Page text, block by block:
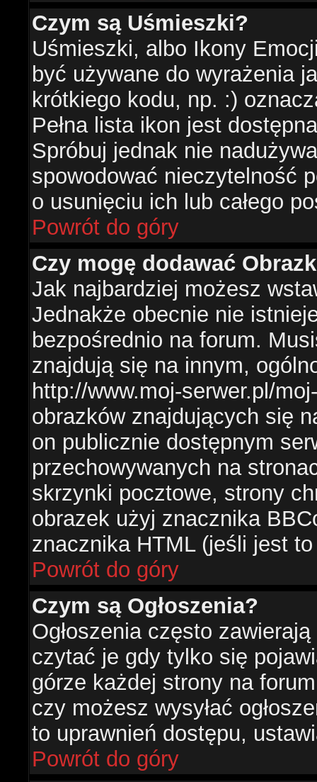
Czym są Uśmieszki?
Uśmieszki, albo Ikony
być używane do wyrażenia
krótkiego kodu, np. :)
Pełna lista ikon jest
Spróbuj jednak nie
spowodować nieczytelność
o usunięciu ich lub całego
Powrót do góry
Czy mogę dodawać
Jak najbardziej możesz
Jednakże obecnie nie
bezpośrednio na forum.
znajdują się na innym,
http://www.moj-serwer.pl/
obrazków znajdujących się
on publicznie dostępnym
przechowywanych na
skrzynki pocztowe, strony
obrazek użyj znacznika
znacznika HTML (jeśli jest
Powrót do góry
Czym są Ogłoszenia?
Ogłoszenia często
czytać je gdy tylko się
górze każdej strony na
czy możesz wysyłać
to uprawnień dostępu,
Powrót do góry